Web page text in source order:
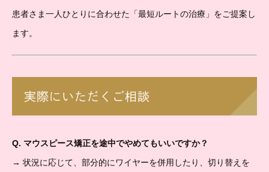
患者さま一人ひとりに合わせた「最短ルートの治療」をご提案し
ます。
実際にいただくご相談
Q. マウスピース矯正を途中でやめてもいいですか？
→ 状況に応じて、部分的にワイヤーを併用したり、切り替えを